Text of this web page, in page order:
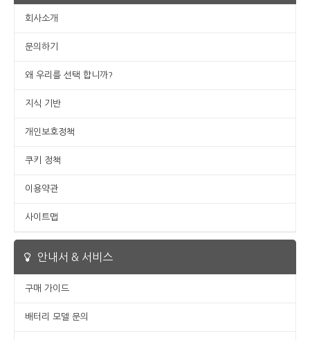
회사소개
문의하기
왜 우리를 선택 합니까?
지식 기반
개인보호정책
쿠키 정책
이용약관
사이트맵
안내서 & 서비스
구매 가이드
배터리 모델 문의